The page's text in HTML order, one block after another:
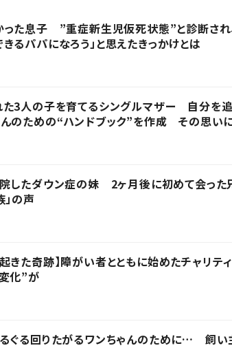
た息子 ”重症新生児仮死状態”と診断され
るパパになろう」と思えたきっかけとは
3人の子を育てるシングルマザー 自分を追
のための“ハンドブック”を作成 その思い
したダウン症の妹 2ヶ月後に初めて会った
」の声
きた奇跡】障がい者とともに始めたチャリ
化”が
ぐる回りたがるワンちゃんのために… 飼い